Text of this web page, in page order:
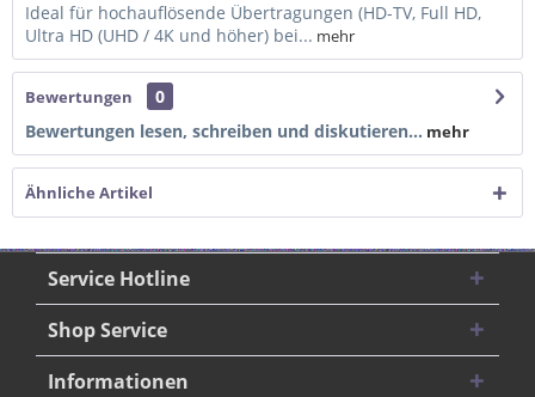
Ideal für hochauflösende Übertragungen (HD-TV, Full HD,
Ultra HD (UHD / 4K und höher) bei... mehr
Bewertungen
0
Bewertungen lesen, schreiben und diskutieren... mehr
Ähnliche Artikel
Service Hotline
Shop Service
Informationen